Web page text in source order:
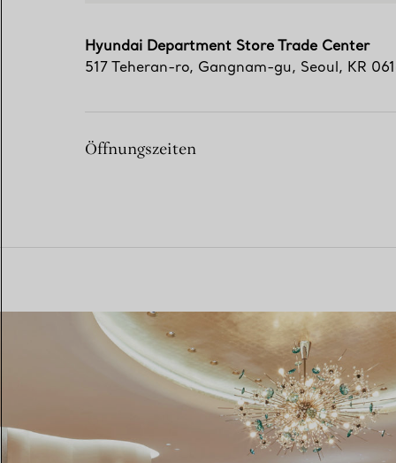
Hyundai Department Store Trade Center
517 Teheran-ro, Gangnam-gu, Seoul, KR
Öffnungszeiten